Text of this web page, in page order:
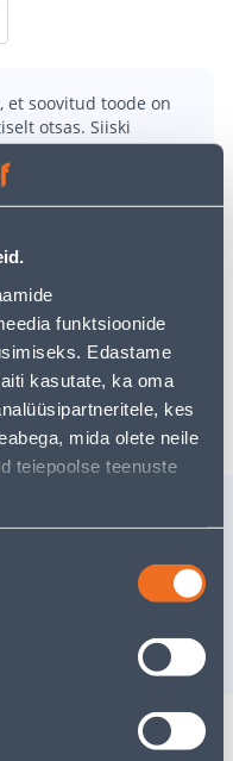
funktsioonide
Edastame
kasutate, ka oma
kes
mida olete neile
teiepoolse teenuste
et soovitud toode on
otsas. Siiski
samast
sama palju rõõmu
et leida
ostlemist!
PIXEL / S
Tarne pole